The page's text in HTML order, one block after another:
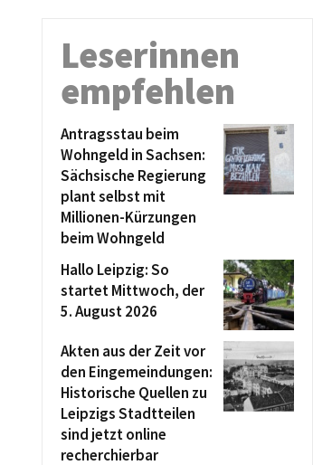
Leserinnen
empfehlen
Antragsstau beim
Wohngeld in Sachsen:
Sächsische Regierung
plant selbst mit
Millionen-Kürzungen
beim Wohngeld
Hallo Leipzig: So
startet Mittwoch, der
5. August 2026
Akten aus der Zeit vor
den Eingemeindungen:
Historische Quellen zu
Leipzigs Stadtteilen
sind jetzt online
recherchierbar